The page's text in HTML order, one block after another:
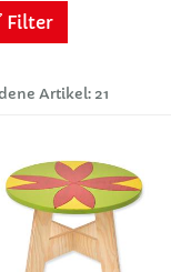
Artikel: 21
Filter